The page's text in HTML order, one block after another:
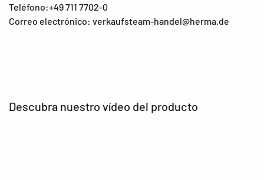
Teléfono:+49 711 7702-0
Correo electrónico: verkaufsteam-handel@herma.de
Descubra nuestro vídeo del producto